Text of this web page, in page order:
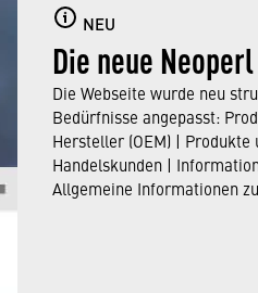
NEU
Die neue
Die Webseite wurde neu
Bedürfnisse angepasst:
Hersteller (OEM) | Produkte
Handelskunden |
Allgemeine Informationen
Türkei
NPI Sıhhi Tesisat